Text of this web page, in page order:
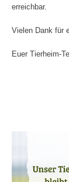
erreichbar.
Vielen Dank für
Euer Tierheim-